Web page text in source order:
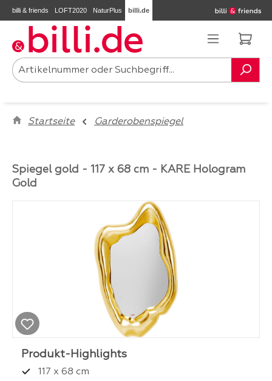
Zum Hauptinhalt springen
billi & friends LOFT2020 NaturPlus billi.de
Startseite Garderobenspiegel
Bildergalerie überspringen
Spiegel gold - 117 x 68 cm - KARE Hologram
Gold
117 x 68 cm